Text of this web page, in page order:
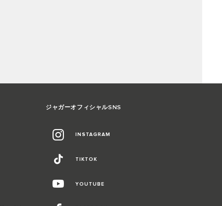
ジャガーオフィシャルSNS
INSTAGRAM
TIKTOK
YOUTUBE